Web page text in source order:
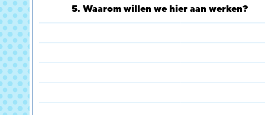
5. Waarom willen we hier aan werken?